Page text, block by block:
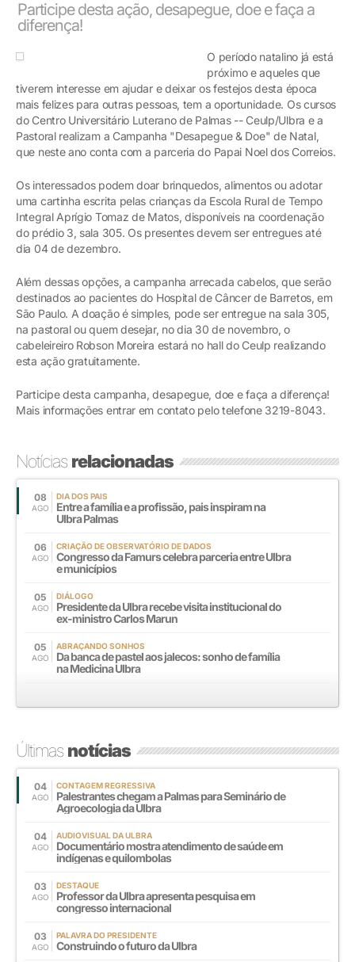
Participe desta ação, desapegue, doe e faça a
diferença!
O período natalino já está
próximo e aqueles que
tiverem interesse em ajudar e deixar os festejos desta época
mais felizes para outras pessoas, tem a oportunidade. Os cursos
do Centro Universitário Luterano de Palmas -- Ceulp/Ulbra e a
Pastoral realizam a Campanha "Desapegue & Doe" de Natal,
que neste ano conta com a parceria do Papai Noel dos Correios.
Os interessados podem doar brinquedos, alimentos ou adotar
uma cartinha escrita pelas crianças da Escola Rural de Tempo
Integral Aprígio Tomaz de Matos, disponíveis na coordenação
do prédio 3, sala 305. Os presentes devem ser entregues até
dia 04 de dezembro.
Além dessas opções, a campanha arrecada cabelos, que serão
destinados ao pacientes do Hospital de Câncer de Barretos, em
São Paulo. A doação é simples, pode ser entregue na sala 305,
na pastoral ou quem desejar, no dia 30 de novembro, o
cabeleireiro Robson Moreira estará no hall do Ceulp realizando
esta ação gratuitamente.
Participe desta campanha, desapegue, doe e faça a diferença!
Mais informações entrar em contato pelo telefone 3219-8043.
Notíciasrelacionadas
08
AGO
DIA DOS PAIS
Entre a família e a profissão, pais inspiram na
Ulbra Palmas
06
AGO
CRIAÇÃO DE OBSERVATÓRIO DE DADOS
Congresso da Famurs celebra parceria entre Ulbra
e municípios
05
AGO
DIÁLOGO
Presidente da Ulbra recebe visita institucional do
ex-ministro Carlos Marun
05
AGO
ABRAÇANDO SONHOS
Da banca de pastel aos jalecos: sonho de família
na Medicina Ulbra
Últimasnotícias
04
AGO
CONTAGEM REGRESSIVA
Palestrantes chegam a Palmas para Seminário de
Agroecologia da Ulbra
04
AGO
AUDIOVISUAL DA ULBRA
Documentário mostra atendimento de saúde em
indígenas e quilombolas
03
AGO
DESTAQUE
Professor da Ulbra apresenta pesquisa em
congresso internacional
03
AGO
PALAVRA DO PRESIDENTE
Construindo o futuro da Ulbra